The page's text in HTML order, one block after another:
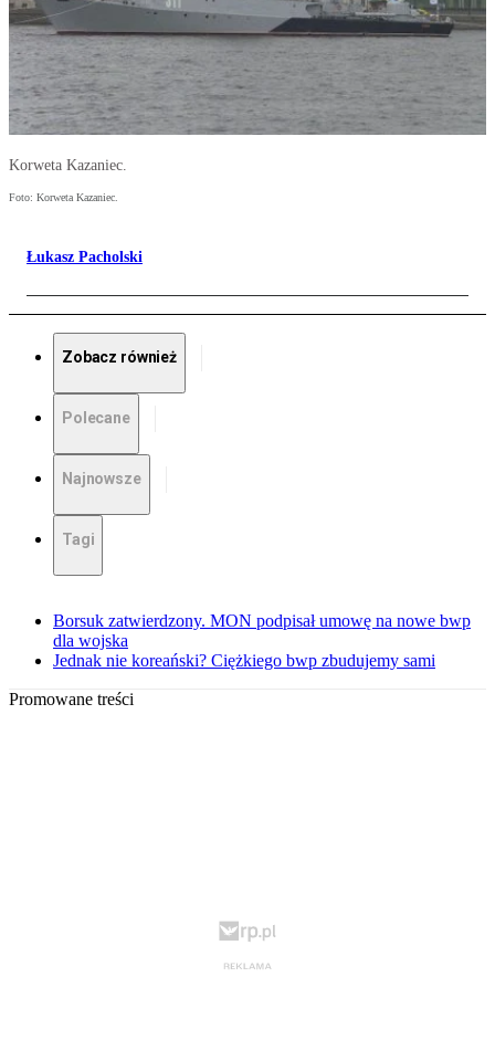
Korweta Kazaniec.
Foto: Korweta Kazaniec.
Łukasz Pacholski
Zobacz również
Polecane
Najnowsze
Tagi
Borsuk zatwierdzony. MON podpisał umowę na nowe bwp
dla wojska
Jednak nie koreański? Ciężkiego bwp zbudujemy sami
Promowane treści